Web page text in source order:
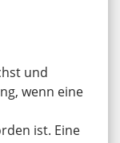
und
wenn eine
ist. Eine